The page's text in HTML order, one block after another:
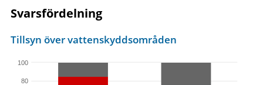
Svarsfördelning
80
100
Tillsyn över vattenskyddsområden